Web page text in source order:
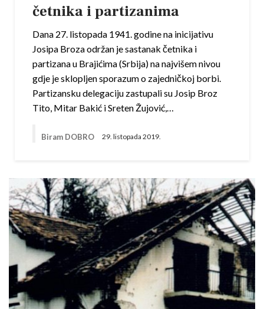
četnika i partizanima
Dana 27. listopada 1941. godine na inicijativu
Josipa Broza održan je sastanak četnika i
partizana u Brajićima (Srbija) na najvišem nivou
gdje je sklopljen sporazum o zajedničkoj borbi.
Partizansku delegaciju zastupali su Josip Broz
Tito, Mitar Bakić i Sreten Žujović,…
Biram DOBRO 29. listopada 2019.